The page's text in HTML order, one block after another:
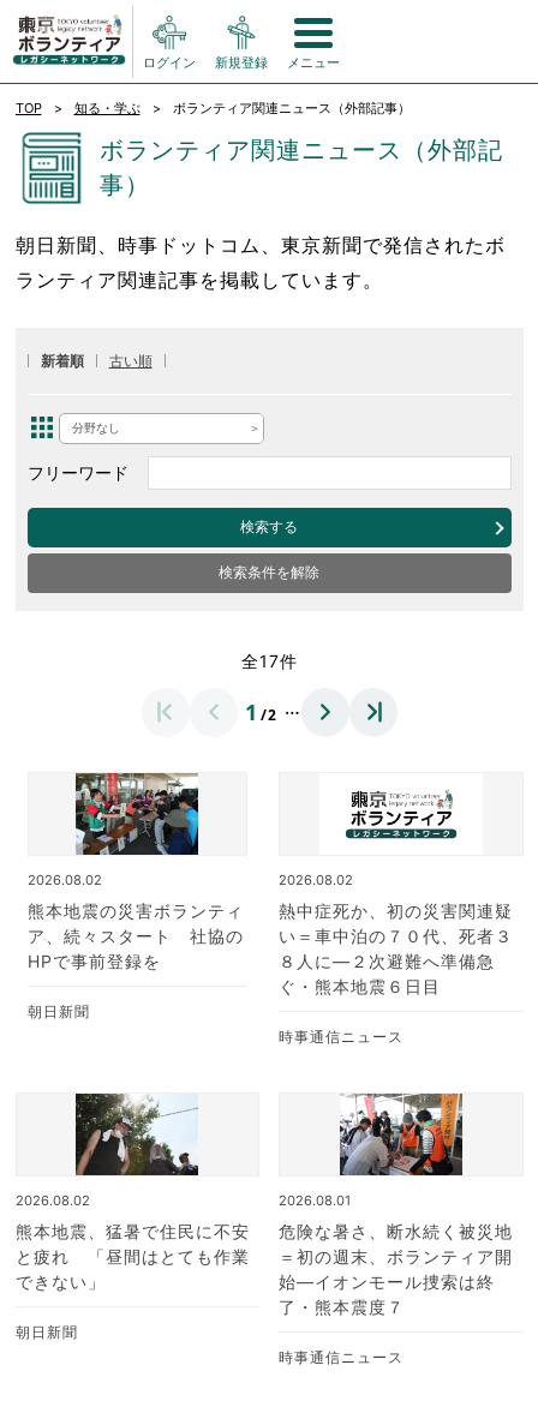
ログイン 新規登録 メニュー
TOP 知る・学ぶ ボランティア関連ニュース（外部記事）
ボランティア関連ニュース（外部記
事）
朝日新聞、時事ドットコム、東京新聞で発信されたボ
ランティア関連記事を掲載しています。
新着順 古い順
分野なし
フリーワード
検索する
検索条件を解除
全17件
1 /2 …
2026.08.02
熊本地震の災害ボランティ
ア、続々スタート 社協の
HPで事前登録を
朝日新聞
2026.08.02
熱中症死か、初の災害関連疑
い＝車中泊の７０代、死者３
８人に―２次避難へ準備急
ぐ・熊本地震６日目
時事通信ニュース
2026.08.02
熊本地震、猛暑で住民に不安
と疲れ 「昼間はとても作業
できない」
朝日新聞
2026.08.01
危険な暑さ、断水続く被災地
＝初の週末、ボランティア開
始―イオンモール捜索は終
了・熊本震度７
時事通信ニュース